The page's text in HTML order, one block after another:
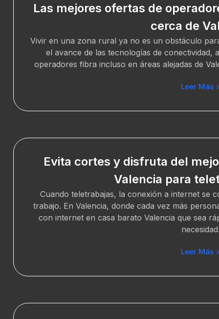
Las mejores ofertas de
cerca de
Vivir en una zona rural ya no es un obstáculo
el avance de las tecnologías de conectividad,
operadores fibra incluso en áreas alejadas de
Leer Más
Evita cortes y disfruta del
Valencia para
Cuando teletrabajas, la conexión a internet se
trabajo. En Valencia, donde cada vez más
con internet en casa barato Valencia que sea
Leer Más